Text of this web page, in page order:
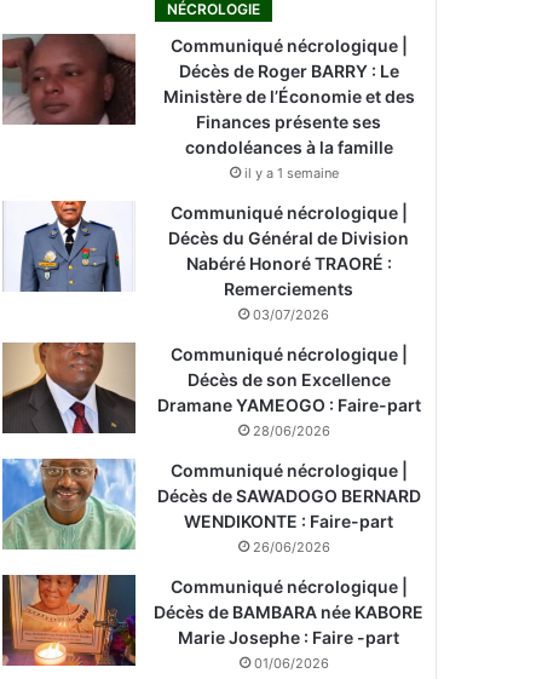
NÉCROLOGIE
Communiqué nécrologique |
Décès de Roger BARRY : Le
Ministère de l’Économie et des
Finances présente ses
condoléances à la famille
il y a 1 semaine
Communiqué nécrologique |
Décès du Général de Division
Nabéré Honoré TRAORÉ :
Remerciements
03/07/2026
Communiqué nécrologique |
Décès de son Excellence
Dramane YAMEOGO : Faire-part
28/06/2026
Communiqué nécrologique |
Décès de SAWADOGO BERNARD
WENDIKONTE : Faire-part
26/06/2026
Communiqué nécrologique |
Décès de BAMBARA née KABORE
Marie Josephe : Faire -part
01/06/2026